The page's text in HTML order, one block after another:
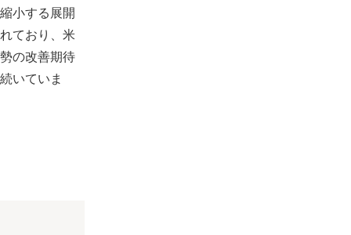
小する展開
ており、米
の改善期待
いていま